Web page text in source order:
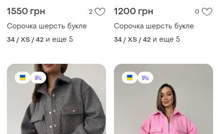
1550 грн 2
Сорочка шерсть букле
34 / XS / 42 и еще 5
1200 грн 0
Сорочка шерсть букле
34 / XS / 42 и еще 5